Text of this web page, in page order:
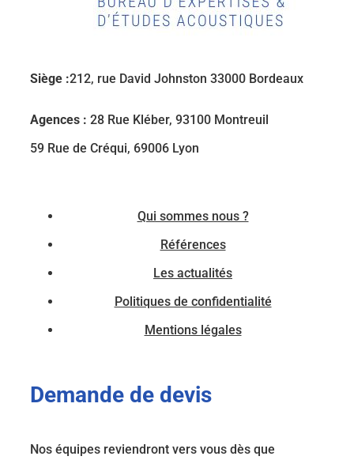
Siège :212, rue David Johnston 33000 Bordeaux
Agences : 28 Rue Kléber, 93100 Montreuil
59 Rue de Créqui, 69006 Lyon
Qui sommes nous ?
Références
Les actualités
Politiques de confidentialité
Mentions légales
Demande de devis
Nos équipes reviendront vers vous dès que